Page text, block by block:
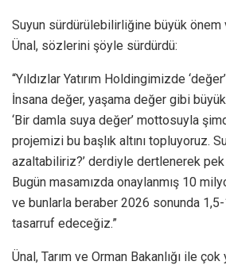
Suyun sürdürülebilirliğine büyük
Ünal, sözlerini şöyle sürdürdü:
“Yıldızlar Yatırım Holdingimizde
İnsana değer, yaşama değer gibi büyük
‘Bir damla suya değer’ mottosuyla
projemizi bu başlık altını topluyoruz.
azaltabiliriz?’ derdiyle dertlenerek pek
Bugün masamızda onaylanmış 10
ve bunlarla beraber 2026 sonunda
tasarruf edeceğiz.”
Ünal, Tarım ve Orman Bakanlığı ile